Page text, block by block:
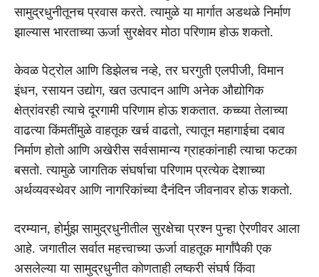
सामुद्रधुनीतूनच प्रवास करते. त्यामुळे या मार्गात अडथळे निर्माण
झाल्यास भारताच्या ऊर्जा सुरक्षेवर मोठा परिणाम होऊ शकतो.
केवळ पेट्रोल आणि डिझेलच नव्हे, तर घरगुती एलपीजी, विमान
इंधन, रसायन उद्योग, खत उत्पादन आणि अनेक औद्योगिक
क्षेत्रांवरही त्याचे दूरगामी परिणाम होऊ शकतात. कच्च्या तेलाच्या
वाढत्या किंमतींमुळे वाहतूक खर्च वाढतो, त्यातून महागाईचा दबाव
निर्माण होतो आणि अखेरीस सर्वसामान्य ग्राहकांनाही त्याचा फटका
बसतो. त्यामुळे जागतिक संघर्षाचा परिणाम प्रत्येक देशाच्या
अर्थव्यवस्थेवर आणि नागरिकांच्या दैनंदिन जीवनावर होऊ शकतो.
दरम्यान, होर्मुझ सामुद्रधुनीतील सुरक्षेचा प्रश्न पुन्हा ऐरणीवर आला
आहे. जगातील सर्वात महत्त्वाच्या ऊर्जा वाहतूक मार्गांपैकी एक
असलेल्या या सामुद्रधुनीत कोणताही लष्करी संघर्ष किंवा